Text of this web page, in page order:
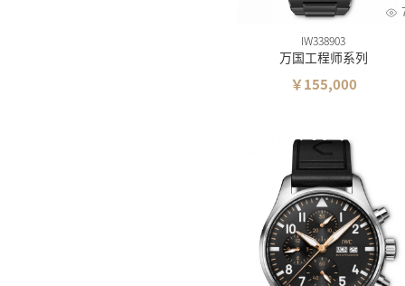
IW338903
万国工程师系列
￥155,000